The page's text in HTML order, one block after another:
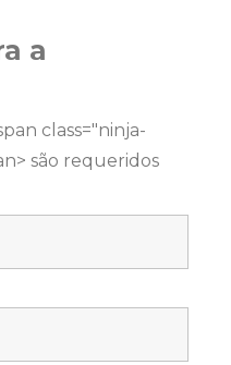
a
class="ninja-
são requeridos